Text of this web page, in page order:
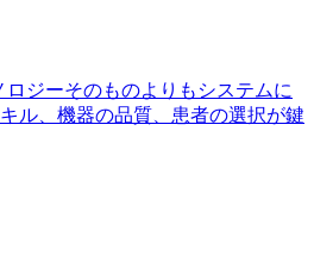
ジーそのものよりもシステムに
ル、機器の品質、患者の選択が鍵